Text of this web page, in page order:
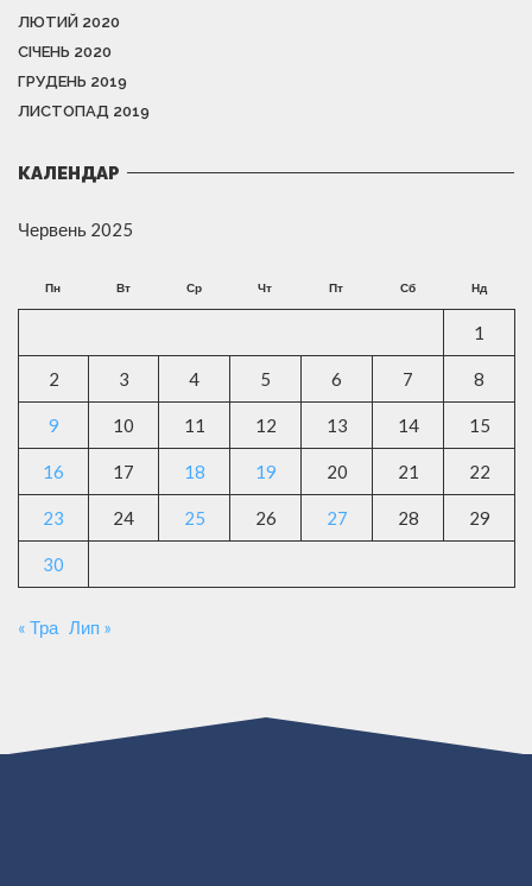
ЛЮТИЙ 2020
СІЧЕНЬ 2020
ГРУДЕНЬ 2019
ЛИСТОПАД 2019
КАЛЕНДАР
Червень 2025
Пн Вт Ср Чт Пт Сб Нд
1
2 3 4 5 6 7 8
9 10 11 12 13 14 15
16 17 18 19 20 21 22
23 24 25 26 27 28 29
30
« Тра Лип »